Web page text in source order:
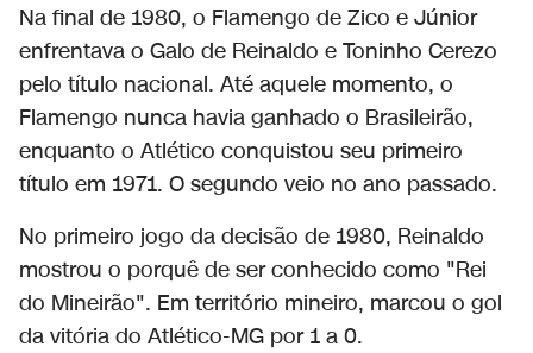
Na final de 1980, o Flamengo de Zico e Júnior
enfrentava o Galo de Reinaldo e Toninho Cerezo
pelo título nacional. Até aquele momento, o
Flamengo nunca havia ganhado o Brasileirão,
enquanto o Atlético conquistou seu primeiro
título em 1971. O segundo veio no ano passado.
No primeiro jogo da decisão de 1980, Reinaldo
mostrou o porquê de ser conhecido como "Rei
do Mineirão". Em território mineiro, marcou o gol
da vitória do Atlético-MG por 1 a 0.